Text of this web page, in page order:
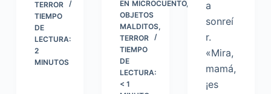
TERROR
TIEMPO
DE
LECTURA:
2
MINUTOS
EN MICROCUENTO,
OBJETOS
MALDITOS,
TERROR
TIEMPO
DE
LECTURA:
< 1
a
sonreí
r.
«Mira,
mamá,
¡es